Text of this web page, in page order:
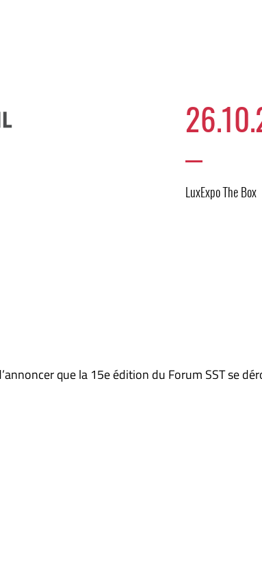
LuxExpo The Box
que la 15e édition du Forum SST se